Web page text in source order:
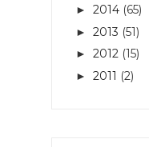
► 2014 (65)
► 2013 (51)
► 2012 (15)
► 2011 (2)